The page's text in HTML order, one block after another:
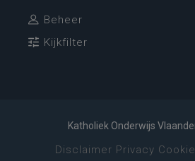
Beheer
Kijkfilter
Katholiek Onderwijs
Disclaimer Privacy